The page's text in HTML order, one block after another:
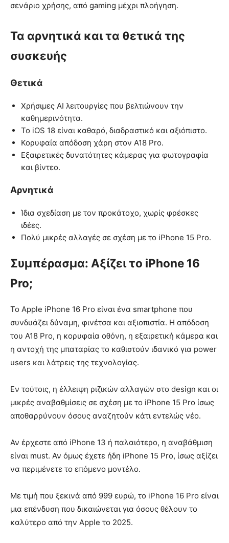
σενάριο χρήσης, από gaming μέχρι πλοήγηση.
Τα αρνητικά και τα θετικά της
συσκευής
Θετικά
Χρήσιμες AI λειτουργίες που βελτιώνουν την
καθημερινότητα.
Το iOS 18 είναι καθαρό, διαδραστικό και αξιόπιστο.
Κορυφαία απόδοση χάρη στον A18 Pro.
Εξαιρετικές δυνατότητες κάμερας για φωτογραφία
και βίντεο.
Αρνητικά
Ίδια σχεδίαση με τον προκάτοχο, χωρίς φρέσκες
ιδέες.
Πολύ μικρές αλλαγές σε σχέση με το iPhone 15 Pro.
Συμπέρασμα: Αξίζει το iPhone 16
Pro;
Το Apple iPhone 16 Pro είναι ένα smartphone που
συνδυάζει δύναμη, φινέτσα και αξιοπιστία. Η απόδοση
του A18 Pro, η κορυφαία οθόνη, η εξαιρετική κάμερα και
η αντοχή της μπαταρίας το καθιστούν ιδανικό για power
users και λάτρεις της τεχνολογίας.
Εν τούτοις, η έλλειψη ριζικών αλλαγών στο design και οι
μικρές αναβαθμίσεις σε σχέση με το iPhone 15 Pro ίσως
αποθαρρύνουν όσους αναζητούν κάτι εντελώς νέο.
Αν έρχεστε από iPhone 13 ή παλαιότερο, η αναβάθμιση
είναι must. Αν όμως έχετε ήδη iPhone 15 Pro, ίσως αξίζει
να περιμένετε το επόμενο μοντέλο.
Με τιμή που ξεκινά από 999 ευρώ, το iPhone 16 Pro είναι
μια επένδυση που δικαιώνεται για όσους θέλουν το
καλύτερο από την Apple το 2025.